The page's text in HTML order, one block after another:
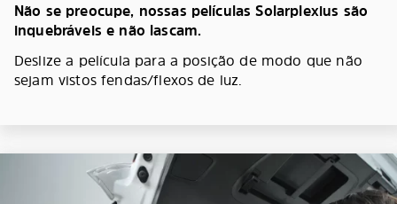
Não se preocupe, nossas películas Solarplexius são
inquebráveis e não lascam.
Deslize a película para a posição de modo que não
sejam vistos fendas/flexos de luz.